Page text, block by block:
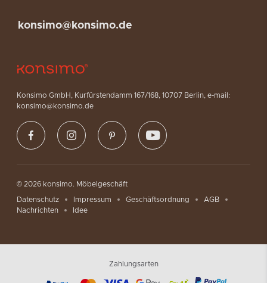
Konsimo GmbH, Kurfürstendamm 167/168, 10707 Berlin, e-mail:
konsimo@konsimo.de
konsimo@konsimo.de
© 2026 konsimo. Möbelgeschäft
Datenschutz Impressum Geschäftsordnung
AGB
Nachrichten
Idee
Zahlungsarten